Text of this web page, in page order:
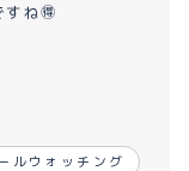
ね🉐
ルウォッチング